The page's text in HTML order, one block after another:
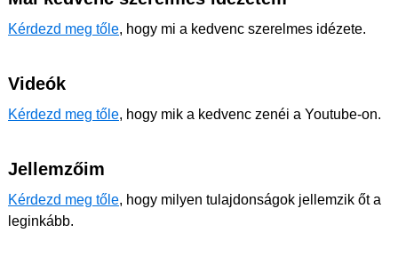
Kérdezd meg tőle, hogy mi a kedvenc szerelmes idézete.
Videók
Kérdezd meg tőle, hogy mik a kedvenc zenéi a Youtube-on.
Jellemzőim
Kérdezd meg tőle, hogy milyen tulajdonságok jellemzik őt a
leginkább.